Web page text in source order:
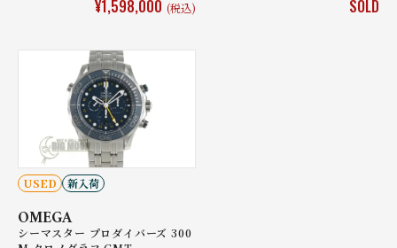
¥1,598,000 (税込) SOLD
USED 新入荷
OMEGA
シーマスター プロダイバーズ 300